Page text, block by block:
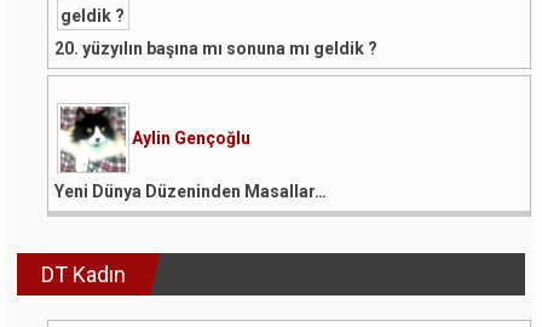
20. yüzyılın başına mı sonuna mı geldik ?
Aylin Gençoğlu
Yeni Dünya Düzeninden Masallar…
DT Kadın